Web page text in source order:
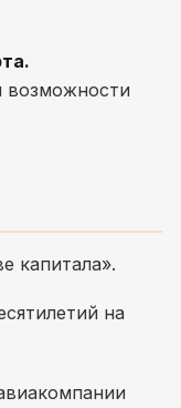
возможности
капитала».
на